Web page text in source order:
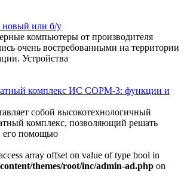
новый или б/у
компьютеры от производителя
очень востребованными на территории
Устройства
комплекс ИС СОРМ-3: функции и
собой высокотехнологичный
комплекс, позволяющий решать
его помощью
array offset on value of type bool in
themes/root/inc/admin-ad.php on